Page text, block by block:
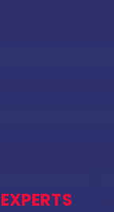
EXPERTS